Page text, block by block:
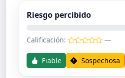
Riesgo percibido
Calificación: —
Fiable Sospechosa